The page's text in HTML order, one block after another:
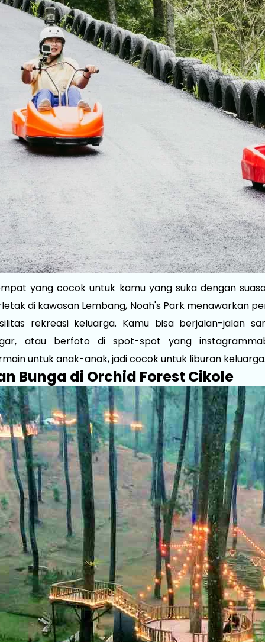
yang cocok untuk kamu yang suka dengan
di kawasan Lembang, Noah's Park menawarkan
rekreasi keluarga. Kamu bisa berjalan-jalan
atau berfoto di spot-spot yang
untuk anak-anak, jadi cocok untuk liburan
Bunga di Orchid Forest Cikole